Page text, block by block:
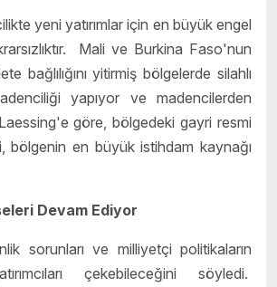
yeni yatırımlar için en büyük engel
Mali ve Burkina Faso'nun
bağlılığını yitirmiş bölgelerde silahlı
yapıyor ve madencilerden
göre, bölgedeki gayri resmi
bölgenin en büyük istihdam kaynağı
Devam Ediyor
sorunları ve milliyetçi politikaların
çekebileceğini söyledi.